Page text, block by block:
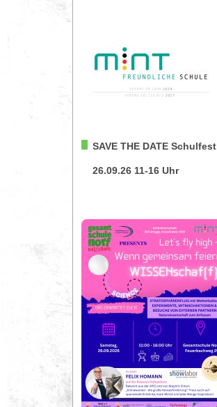
SAVE THE DATE Schulfest
26.09.26 11-16 Uhr